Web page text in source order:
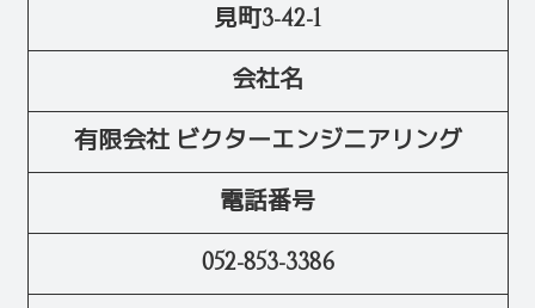
見町3-42-1
会社名
有限会社 ビクターエンジニアリング
電話番号
052-853-3386